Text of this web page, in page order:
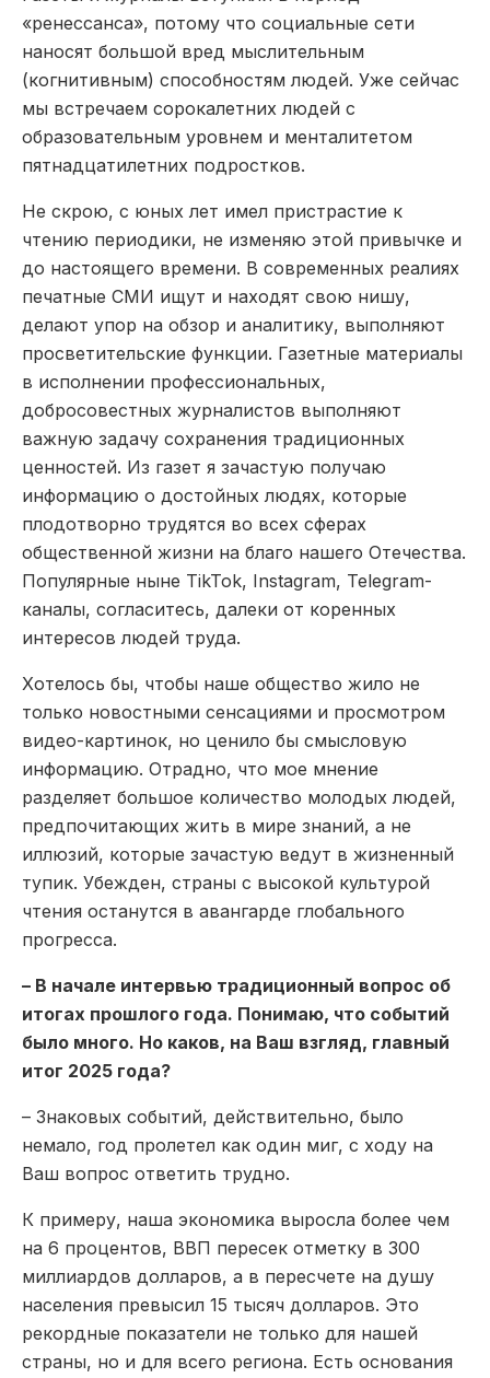
«ренессанса», потому что социальные сети
наносят большой вред мыслительным
(когнитивным) способностям людей. Уже сейчас
мы встречаем сорокалетних людей с
образовательным уровнем и менталитетом
пятнадцатилетних подростков.
Не скрою, с юных лет имел пристрастие к
чтению периодики, не изменяю этой привычке и
до настоящего времени. В современных реалиях
печатные СМИ ищут и находят свою нишу,
делают упор на обзор и аналитику, выполняют
просветительские функции. Газетные материалы
в исполнении профессиональных,
добросовестных журналистов выполняют
важную задачу сохранения традиционных
ценностей. Из газет я зачастую получаю
информацию о достойных людях, которые
плодотворно трудятся во всех сферах
общественной жизни на благо нашего Отечества.
Популярные ныне TikTok, Instagram, Telegram-
каналы, согласитесь, далеки от коренных
интересов людей труда.
Хотелось бы, чтобы наше общество жило не
только новостными сенсациями и просмотром
видео-картинок, но ценило бы смысловую
информацию. Отрадно, что мое мнение
разделяет большое количество молодых людей,
предпочитающих жить в мире знаний, а не
иллюзий, которые зачастую ведут в жизненный
тупик. Убежден, страны с высокой культурой
чтения останутся в авангарде глобального
прогресса.
– В начале интервью традиционный вопрос об
итогах прошлого года. Понимаю, что событий
было много. Но каков, на Ваш взгляд, главный
итог 2025 года?
– Знаковых событий, действительно, было
немало, год пролетел как один миг, с ходу на
Ваш вопрос ответить трудно.
К примеру, наша экономика выросла более чем
на 6 процентов, ВВП пересек отметку в 300
миллиардов долларов, а в пересчете на душу
населения превысил 15 тысяч долларов. Это
рекордные показатели не только для нашей
страны, но и для всего региона. Есть основания